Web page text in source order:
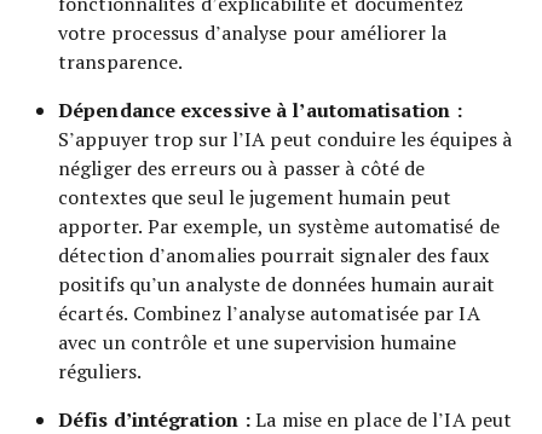
votre processus d’analyse pour améliorer la
transparence.
Dépendance excessive à l’automatisation :
S’appuyer trop sur l’IA peut conduire les équipes à
négliger des erreurs ou à passer à côté de
contextes que seul le jugement humain peut
apporter. Par exemple, un système automatisé de
détection d’anomalies pourrait signaler des faux
positifs qu’un analyste de données humain aurait
écartés. Combinez l’analyse automatisée par IA
avec un contrôle et une supervision humaine
réguliers.
Défis d’intégration :La mise en place de l’IA peut